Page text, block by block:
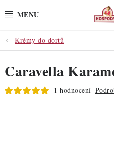
na
POTŘEBY
POMŮCKY
SUROVINY
Krémy do dortů
Caravella
1 hodnocení